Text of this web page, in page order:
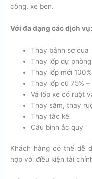
công, xe ben.
Với đa dạng các dịch vụ:
Thay bánh sơ cua
Thay lốp dự phòng
Thay lốp mới 100%
Thay lốp cũ 75% –
Vá lốp xe có ruột
Thay săm, thay
Thay tắc kê
Câu bình ắc quy
Khách hàng có thể dễ
hợp với điều kiện tài